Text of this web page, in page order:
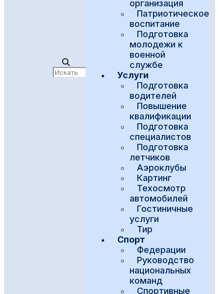
организация
Патриотическое
воспитание
Подготовка
молодежи к
военной
службе
Услуги
Подготовка
водителей
Повышение
квалификации
Подготовка
специалистов
Подготовка
летчиков
Аэроклубы
Картинг
Техосмотр
автомобилей
Гостиничные
услуги
Тир
Спорт
Федерации
Руководство
национальных
команд
Спортивные